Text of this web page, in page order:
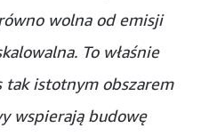
wolna od emisji
To właśnie
tak istotnym obszarem
wspierają budowę